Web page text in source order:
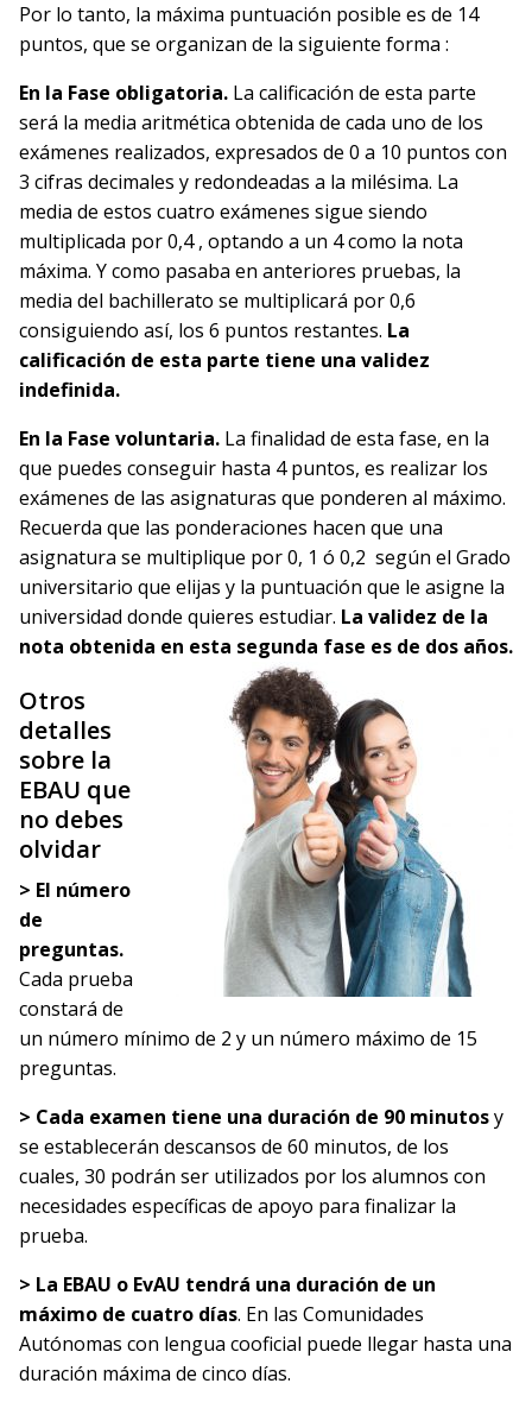
Por lo tanto, la máxima puntuación posible es de 14
puntos, que se organizan de la siguiente forma :
En la Fase obligatoria. La calificación de esta parte
será la media aritmética obtenida de cada uno de los
exámenes realizados, expresados de 0 a 10 puntos con
3 cifras decimales y redondeadas a la milésima. La
media de estos cuatro exámenes sigue siendo
multiplicada por 0,4 , optando a un 4 como la nota
máxima. Y como pasaba en anteriores pruebas, la
media del bachillerato se multiplicará por 0,6
consiguiendo así, los 6 puntos restantes. La
calificación de esta parte tiene una validez
indefinida.
En la Fase voluntaria. La finalidad de esta fase, en la
que puedes conseguir hasta 4 puntos, es realizar los
exámenes de las asignaturas que ponderen al máximo.
Recuerda que las ponderaciones hacen que una
asignatura se multiplique por 0, 1 ó 0,2 según el Grado
universitario que elijas y la puntuación que le asigne la
universidad donde quieres estudiar. La validez de la
nota obtenida en esta segunda fase es de dos años.
Otros
detalles
sobre la
EBAU que
no debes
olvidar
> El número
de
preguntas.
Cada prueba
constará de
un número mínimo de 2 y un número máximo de 15
preguntas.
> Cada examen tiene una duración de 90 minutosy
se establecerán descansos de 60 minutos, de los
cuales, 30 podrán ser utilizados por los alumnos con
necesidades específicas de apoyo para finalizar la
prueba.
> La EBAU o EvAU tendrá una duración de un
máximo de cuatro días. En las Comunidades
Autónomas con lengua cooficial puede llegar hasta una
duración máxima de cinco días.